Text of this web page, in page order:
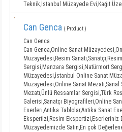
Teknik,İstanbul Müzayede Evi,Kağıt
Can Genca ( Product )
Can Genca
Can Genca,Online Sanat
Müzayedesi,Resim
Sergisi,Manzara Sergisi,Natürmort
Müzayedesi,İstanbul Online Sanat
Müzayedesi,Online Sanat
Mezatı,Ünlü Ressamlar Sergisi,Türk
Galerisi,Sanatçı Biyografileri,Online
Eserleri,Antika Tablolar,Antika Sanat
Ekspertizi,Resim Ekspertizi,Eserleriniz
Müzayedemizde Satın,En çok